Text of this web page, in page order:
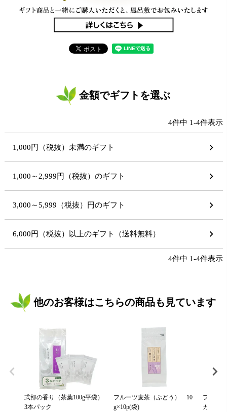
金額でギフトを選ぶ
4件中 1-4件表示
1,000円（税抜）未満のギフト
1,000～2,999円（税抜）のギフト
3,000～5,999（税抜）円のギフト
6,000円（税抜）以上のギフト（送料無料）
4件中 1-4件表示
他のお客様はこちらの商品も見ています
式部の香り（茶葉100g平袋）
3本パック
フルーツ麦茶（ぶどう） 10
g×10p(袋)
フルー
カット